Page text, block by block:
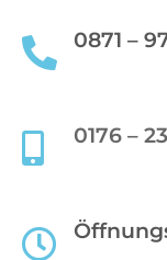
 0871 –
 0176 –
